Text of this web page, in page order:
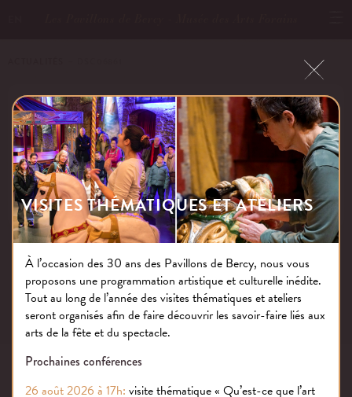
DSC06861
Publié le : 22.01.20
NOS THÉMATIQUES
VISITES THÉMATIQUES ET ATELIERS
À l’occasion des 30 ans des Pavillons de Bercy, nous vous
proposons une programmation artistique et culturelle inédite.
Tout au long de l’année des visites thématiques et ateliers
seront organisés afin de faire découvrir les savoir-faire liés aux
arts de la fête et du spectacle.
Prochaines conférences
26 août 2026 à 17h: visite thématique « Qu’est-ce que l’art